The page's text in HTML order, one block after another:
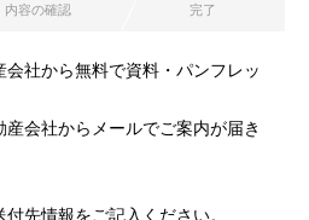
内容の確認
完了
社から無料で資料・パンフレッ
会社からメールでご案内が届き
先情報をご記入ください。